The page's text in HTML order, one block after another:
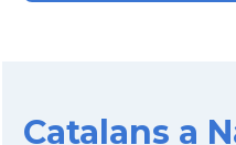
Catalans a